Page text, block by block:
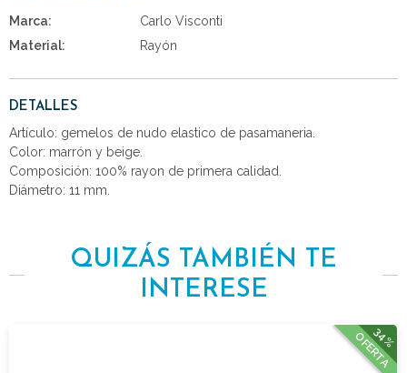
Marca:
Carlo Visconti
Material:
Rayón
DETALLES
Artículo: gemelos de nudo elastico de pasamaneria.
Color: marrón y beige.
Composición: 100% rayon de primera calidad.
Diámetro: 11 mm.
QUIZÁS TAMBIÉN TE
INTERESE
34%
OFERTA